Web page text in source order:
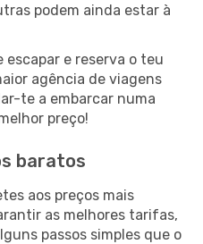
podem ainda estar à
escapar e reserva o teu
agência de viagens
te a embarcar numa
preço!
baratos
aos preços mais
as melhores tarifas,
passos simples que o